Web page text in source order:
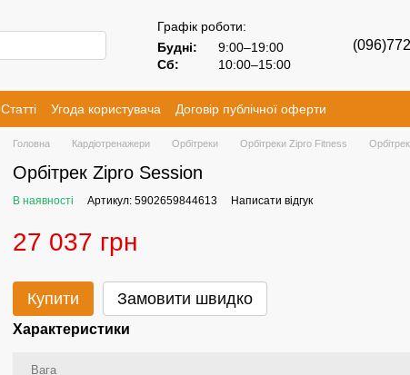
Графік роботи:
Будні:
9:00–19:00
Сб:
10:00–15:00
Статті Угода користувача Договір публічної оферти
Головна Кардіотренажери Орбітреки Орбітреки Zipro Fitness
Орбітрек Zipro Session
В наявності Артикул: 5902659844613 Написати відгук
27 037 грн
Купити Замовити швидко
Характеристики
Вага